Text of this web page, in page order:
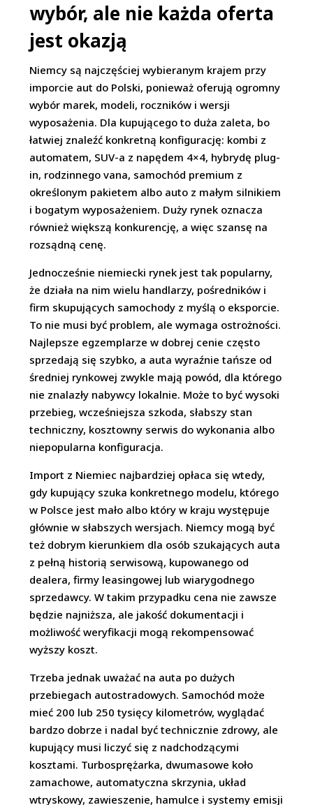
wybór, ale nie każda oferta
jest okazją
Niemcy są najczęściej wybieranym krajem przy
imporcie aut do Polski, ponieważ oferują ogromny
wybór marek, modeli, roczników i wersji
wyposażenia. Dla kupującego to duża zaleta, bo
łatwiej znaleźć konkretną konfigurację: kombi z
automatem, SUV-a z napędem 4×4, hybrydę plug-
in, rodzinnego vana, samochód premium z
określonym pakietem albo auto z małym silnikiem
i bogatym wyposażeniem. Duży rynek oznacza
również większą konkurencję, a więc szansę na
rozsądną cenę.
Jednocześnie niemiecki rynek jest tak popularny,
że działa na nim wielu handlarzy, pośredników i
firm skupujących samochody z myślą o eksporcie.
To nie musi być problem, ale wymaga ostrożności.
Najlepsze egzemplarze w dobrej cenie często
sprzedają się szybko, a auta wyraźnie tańsze od
średniej rynkowej zwykle mają powód, dla którego
nie znalazły nabywcy lokalnie. Może to być wysoki
przebieg, wcześniejsza szkoda, słabszy stan
techniczny, kosztowny serwis do wykonania albo
niepopularna konfiguracja.
Import z Niemiec najbardziej opłaca się wtedy,
gdy kupujący szuka konkretnego modelu, którego
w Polsce jest mało albo który w kraju występuje
głównie w słabszych wersjach. Niemcy mogą być
też dobrym kierunkiem dla osób szukających auta
z pełną historią serwisową, kupowanego od
dealera, firmy leasingowej lub wiarygodnego
sprzedawcy. W takim przypadku cena nie zawsze
będzie najniższa, ale jakość dokumentacji i
możliwość weryfikacji mogą rekompensować
wyższy koszt.
Trzeba jednak uważać na auta po dużych
przebiegach autostradowych. Samochód może
mieć 200 lub 250 tysięcy kilometrów, wyglądać
bardzo dobrze i nadal być technicznie zdrowy, ale
kupujący musi liczyć się z nadchodzącymi
kosztami. Turbosprężarka, dwumasowe koło
zamachowe, automatyczna skrzynia, układ
wtryskowy, zawieszenie, hamulce i systemy emisji